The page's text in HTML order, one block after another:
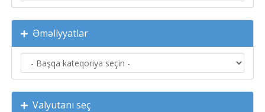
Əməliyyatlar
Valyutanı seç